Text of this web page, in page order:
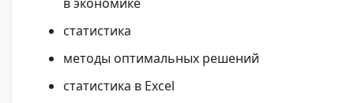
статистика
методы оптимальных решений
статистика в Excel